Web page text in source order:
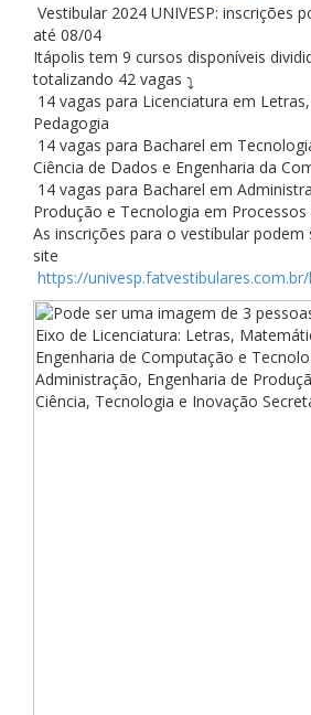
Vestibular 2024 UNIVESP: inscrições
até 08/04
Itápolis tem 9 cursos disponíveis
totalizando 42 vagas
14 vagas para Licenciatura em
Pedagogia
14 vagas para Bacharel em
Ciência de Dados e Engenharia da
14 vagas para Bacharel em
Produção e Tecnologia em Processos
As inscrições para o vestibular podem
site
https://